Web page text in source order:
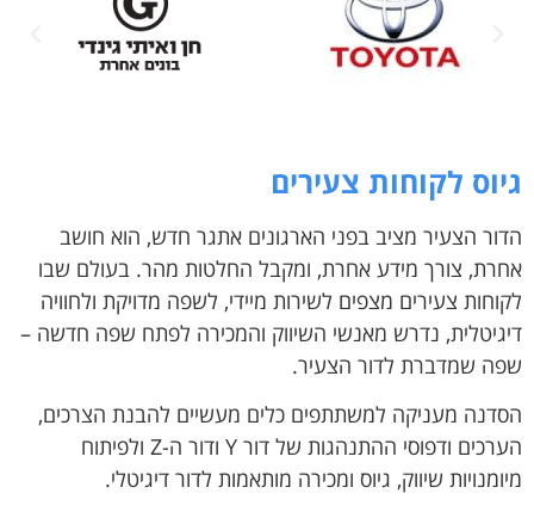
גיוס לקוחות צעירים
הדור הצעיר מציב בפני הארגונים אתגר חדש, הוא חושב
אחרת, צורך מידע אחרת, ומקבל החלטות מהר. בעולם שבו
לקוחות צעירים מצפים לשירות מיידי, לשפה מדויקת ולחוויה
דיגיטלית, נדרש מאנשי השיווק והמכירה לפתח שפה חדשה –
שפה שמדברת לדור הצעיר.
הסדנה מעניקה למשתתפים כלים מעשיים להבנת הצרכים,
הערכים ודפוסי ההתנהגות של דור Y ודור ה-Z ולפיתוח
מיומנויות שיווק, גיוס ומכירה מותאמות לדור דיגיטלי.